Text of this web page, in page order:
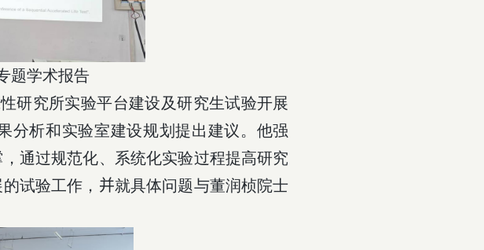
题学术报告
研究所实验平台建设及研究生试验开展
分析和实验室建设规划提出建议。他强
通过规范化、系统化实验过程提高研究
试验工作， 并就具体问题与董润桢院士